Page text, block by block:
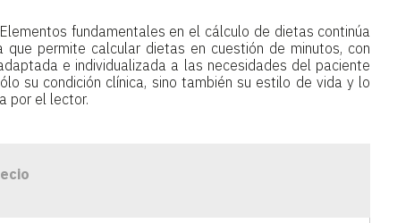
fundamentales en el cálculo de dietas continúa
que permite calcular dietas en cuestión de minutos, con
e individualizada a las necesidades del paciente
su condición clínica, sino también su estilo de vida y lo
por el lector.